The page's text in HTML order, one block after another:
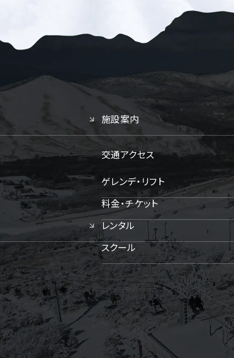
施設案内
交通アクセス
ゲレンデ・リフト
料金・チケット
レンタル
スクール